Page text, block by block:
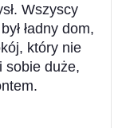
Wszyscy
ładny dom,
który nie
sobie duże,